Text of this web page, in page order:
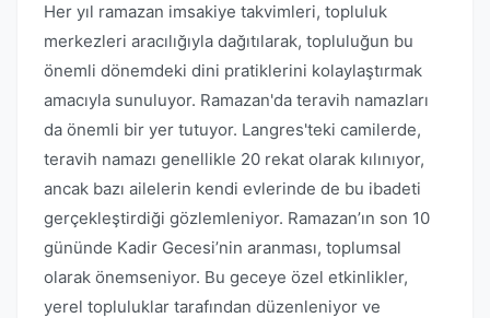
Her yıl ramazan imsakiye takvimleri, topluluk
merkezleri aracılığıyla dağıtılarak, topluluğun bu
önemli dönemdeki dini pratiklerini kolaylaştırmak
amacıyla sunuluyor. Ramazan'da teravih namazları
da önemli bir yer tutuyor. Langres'teki camilerde,
teravih namazı genellikle 20 rekat olarak kılınıyor,
ancak bazı ailelerin kendi evlerinde de bu ibadeti
gerçekleştirdiği gözlemleniyor. Ramazan’ın son 10
gününde Kadir Gecesi’nin aranması, toplumsal
olarak önemseniyor. Bu geceye özel etkinlikler,
yerel topluluklar tarafından düzenleniyor ve